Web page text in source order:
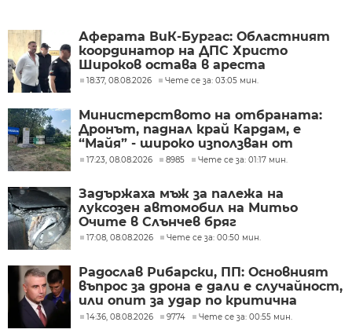
Аферата ВиК-Бургас: Областният
координатор на ДПС Христо
Широков остава в ареста
18:37, 08.08.2026 Чете се за: 03:05 мин.
Министерството на отбраната:
Дронът, паднал край Кардам, е
“Майя” - широко използван от
украинската армия
17:23, 08.08.2026 8985 Чете се за: 01:17 мин.
Задържаха мъж за палежа на
луксозен автомобил на Митьо
Очите в Слънчев бряг
17:08, 08.08.2026 Чете се за: 00:50 мин.
Радослав Рибарски, ПП: Основният
въпрос за дрона е дали е случайност,
или опит за удар по критична
инфраструктура
14:36, 08.08.2026 9774 Чете се за: 00:55 мин.